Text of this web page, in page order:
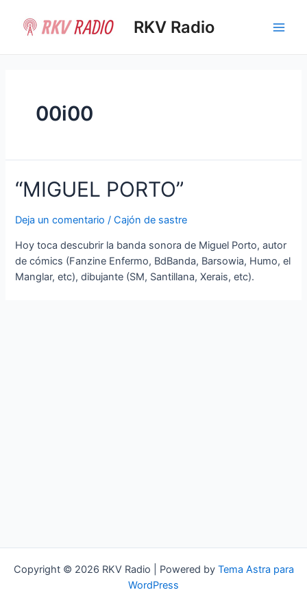
contenido
RKV Radio
00i00
“MIGUEL PORTO”
Deja un comentario /Cajón de sastre
Hoy toca descubrir la banda sonora de Miguel Porto, autor
de cómics (Fanzine Enfermo, BdBanda, Barsowia, Humo, el
Manglar, etc), dibujante (SM, Santillana, Xerais, etc).
Copyright © 2026 RKV Radio | Powered by Tema Astra para
WordPress